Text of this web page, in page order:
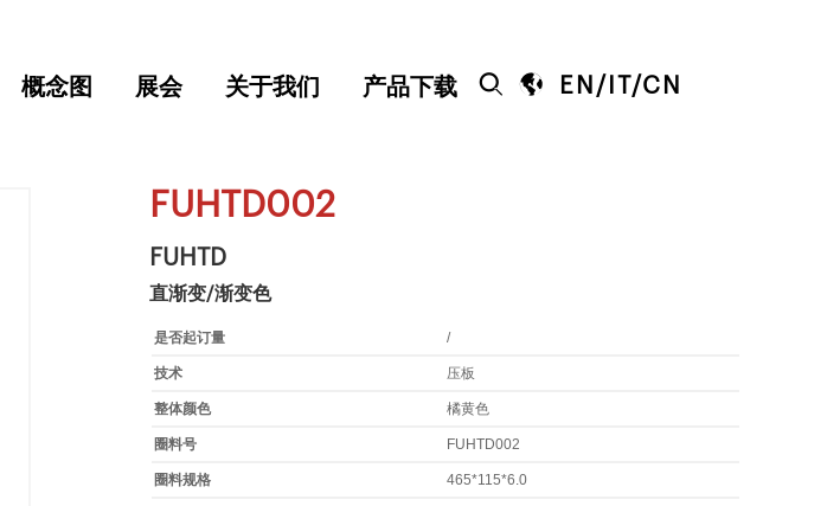
概念图 展会 关于我们 产品下载   EN / /CN
FUHTD002
FUHTD
直渐变/渐变色
是否起订量 /
技术 压板
整体颜色 橘黄色
圈料号 FUHTD002
圈料规格 465*115*6.0